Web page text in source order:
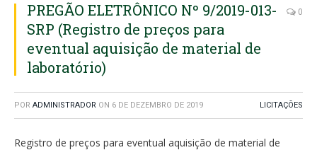
PREGÃO ELETRÔNICO Nº 9/2019-013-
SRP (Registro de preços para
eventual aquisição de material de
laboratório)
0
POR ADMINISTRADOR ON 6 DE DEZEMBRO DE 2019 LICITAÇÕES
Registro de preços para eventual aquisição de material de